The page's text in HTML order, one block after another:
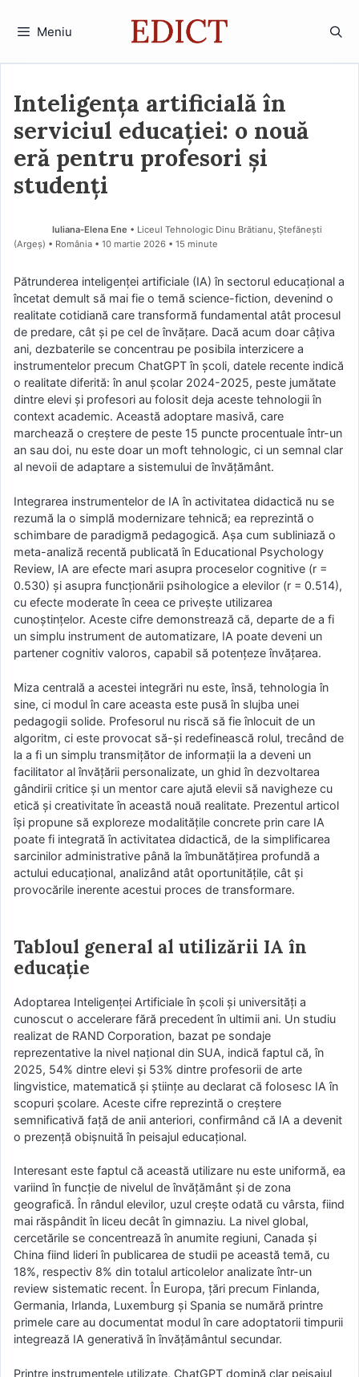
Meniu
Inteligența artificială în
serviciul educației: o nouă
eră pentru profesori și
studenți
Iuliana-Elena Ene • Liceul Tehnologic Dinu Brătianu, Ștefănești
(Argeş) • România
10 martie 2026 • 15 minute
Pătrunderea inteligenței artificiale (IA) în sectorul educațional a
încetat demult să mai fie o temă science-fiction, devenind o
realitate cotidiană care transformă fundamental atât procesul
de predare, cât și pe cel de învățare. Dacă acum doar câțiva
ani, dezbaterile se concentrau pe posibila interzicere a
instrumentelor precum ChatGPT în școli, datele recente indică
o realitate diferită: în anul școlar 2024-2025, peste jumătate
dintre elevi și profesori au folosit deja aceste tehnologii în
context academic. Această adoptare masivă, care
marchează o creștere de peste 15 puncte procentuale într-un
an sau doi, nu este doar un moft tehnologic, ci un semnal clar
al nevoii de adaptare a sistemului de învățământ.
Integrarea instrumentelor de IA în activitatea didactică nu se
rezumă la o simplă modernizare tehnică; ea reprezintă o
schimbare de paradigmă pedagogică. Așa cum subliniază o
meta-analiză recentă publicată în Educational Psychology
Review, IA are efecte mari asupra proceselor cognitive (r =
0.530) și asupra funcționării psihologice a elevilor (r = 0.514),
cu efecte moderate în ceea ce privește utilizarea
cunoștințelor. Aceste cifre demonstrează că, departe de a fi
un simplu instrument de automatizare, IA poate deveni un
partener cognitiv valoros, capabil să potențeze învățarea.
Miza centrală a acestei integrări nu este, însă, tehnologia în
sine, ci modul în care aceasta este pusă în slujba unei
pedagogii solide. Profesorul nu riscă să fie înlocuit de un
algoritm, ci este provocat să-și redefinească rolul, trecând de
la a fi un simplu transmițător de informații la a deveni un
facilitator al învățării personalizate, un ghid în dezvoltarea
gândirii critice și un mentor care ajută elevii să navigheze cu
etică și creativitate în această nouă realitate. Prezentul articol
își propune să exploreze modalitățile concrete prin care IA
poate fi integrată în activitatea didactică, de la simplificarea
sarcinilor administrative până la îmbunătățirea profundă a
actului educațional, analizând atât oportunitățile, cât și
provocările inerente acestui proces de transformare.
Tabloul general al utilizării IA în
educație
Adoptarea Inteligenței Artificiale în școli și universități a
cunoscut o accelerare fără precedent în ultimii ani. Un studiu
realizat de RAND Corporation, bazat pe sondaje
reprezentative la nivel național din SUA, indică faptul că, în
2025, 54% dintre elevi și 53% dintre profesorii de arte
lingvistice, matematică și științe au declarat că folosesc IA în
scopuri școlare. Aceste cifre reprezintă o creștere
semnificativă față de anii anteriori, confirmând că IA a devenit
o prezență obișnuită în peisajul educațional.
Interesant este faptul că această utilizare nu este uniformă, ea
variind în funcție de nivelul de învățământ și de zona
geografică. În rândul elevilor, uzul crește odată cu vârsta, fiind
mai răspândit în liceu decât în gimnaziu. La nivel global,
cercetările se concentrează în anumite regiuni, Canada și
China fiind lideri în publicarea de studii pe această temă, cu
18%, respectiv 8% din totalul articolelor analizate într-un
review sistematic recent. În Europa, țări precum Finlanda,
Germania, Irlanda, Luxemburg și Spania se numără printre
primele care au documentat modul în care adoptatorii timpurii
integrează IA generativă în învățământul secundar.
Printre instrumentele utilizate, ChatGPT domină clar peisajul